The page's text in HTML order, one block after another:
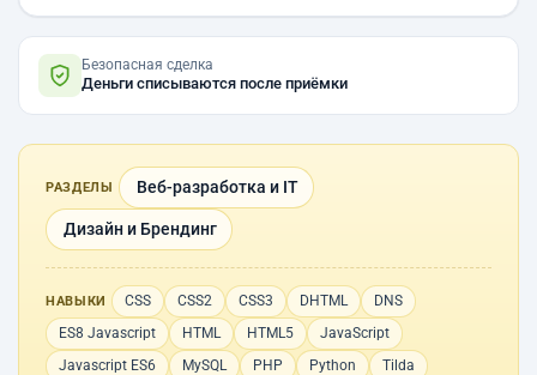
Безопасная сделка
Деньги списываются после приёмки
РАЗДЕЛЫ Веб-разработка и IT
Дизайн и Брендинг
НАВЫКИ CSS CSS2 CSS3 DHTML
DNS
ES8 Javascript
HTML HTML5
JavaScript
Javascript ES6
MySQL PHP Python
Tilda